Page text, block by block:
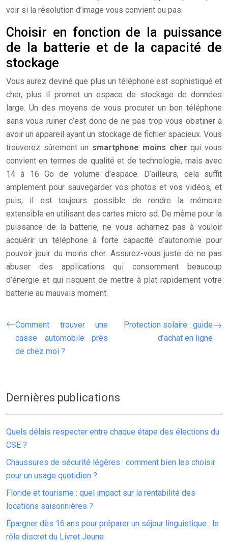
voir si la résolution d’image vous convient ou pas.
Choisir en fonction de la puissance
de la batterie et de la capacité de
stockage
Vous aurez deviné que plus un téléphone est sophistiqué et
cher, plus il promet un espace de stockage de données
large. Un des moyens de vous procurer un bon téléphone
sans vous ruiner c’est donc de ne pas trop vous obstiner à
avoir un appareil ayant un stockage de fichier spacieux. Vous
trouverez sûrement un smartphone moins cher qui vous
convient en termes de qualité et de technologie, mais avec
14 à 16 Go de volume d’espace. D’ailleurs, cela suffit
amplement pour sauvegarder vos photos et vos vidéos, et
puis, il est toujours possible de rendre la mémoire
extensible en utilisant des cartes micro sd. De même pour la
puissance de la batterie, ne vous acharnez pas à vouloir
acquérir un téléphone à forte capacité d’autonomie pour
pouvoir jouir du moins cher. Assurez-vous juste de ne pas
abuser des applications qui consomment beaucoup
d’énergie et qui risquent de mettre à plat rapidement votre
batterie au mauvais moment.
Comment trouver une
casse automobile près
de chez moi ?
Protection solaire : guide
d’achat en ligne
Dernières publications
Quels délais respecter entre chaque étape des élections du
CSE ?
Chaussures de sécurité légères : comment bien les choisir
pour un usage quotidien ?
Floride et tourisme : quel impact sur la rentabilité des
locations saisonnières ?
Épargner dès 16 ans pour préparer un séjour linguistique : le
rôle discret du Livret Jeune